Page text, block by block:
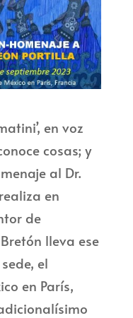
en voz
cosas; y
al Dr.
en
de
lleva ese
el
en París,